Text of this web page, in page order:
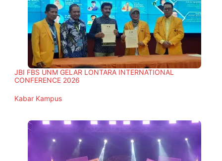
JBI FBS UNM GELAR LONTARA INTERNATIONAL
CONFERENCE 2026
In relation to
Kabar Kampus